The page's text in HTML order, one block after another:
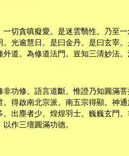
切貪嗔癡愛。是迷雲翳性。乃至
光逾慧日。是曰金丹。是曰玄宰
道。為修道法門。豈知三清妙法。
功修。語言道斷。惟證乃知圓滿
得啟南北宗派。南五宗得顯。神
出塵者少。煌煌羽士。巍巍玄門
作三壇圓滿功德。